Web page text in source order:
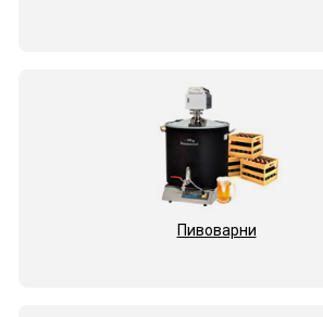
Пивоварни